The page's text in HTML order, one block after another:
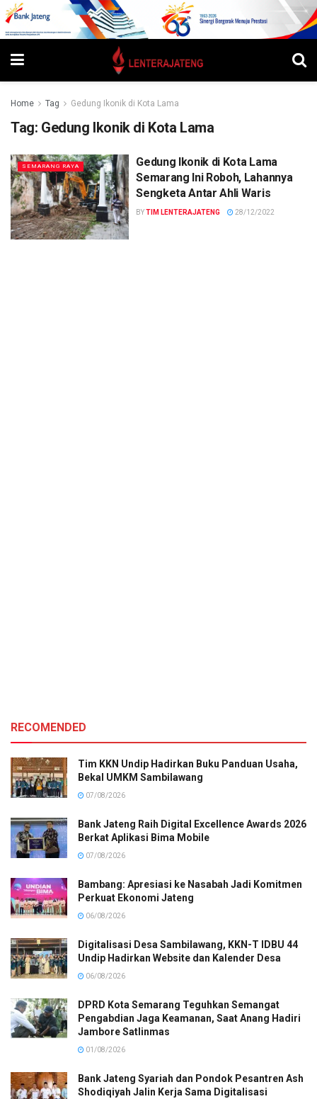
Home Tag Gedung Ikonik di Kota Lama
Tag: Gedung Ikonik di Kota Lama
SEMARANG RAYA
Gedung Ikonik di Kota Lama
Semarang Ini Roboh, Lahannya
Sengketa Antar Ahli Waris
BYTIM LENTERAJATENG 28/12/2022
RECOMENDED
Tim KKN Undip Hadirkan Buku Panduan Usaha,
Bekal UMKM Sambilawang
07/08/2026
Bank Jateng Raih Digital Excellence Awards 2026
Berkat Aplikasi Bima Mobile
07/08/2026
Bambang: Apresiasi ke Nasabah Jadi Komitmen
Perkuat Ekonomi Jateng
06/08/2026
Digitalisasi Desa Sambilawang, KKN-T IDBU 44
Undip Hadirkan Website dan Kalender Desa
06/08/2026
DPRD Kota Semarang Teguhkan Semangat
Pengabdian Jaga Keamanan, Saat Anang Hadiri
Jambore Satlinmas
01/08/2026
Bank Jateng Syariah dan Pondok Pesantren Ash
Shodiqiyah Jalin Kerja Sama Digitalisasi